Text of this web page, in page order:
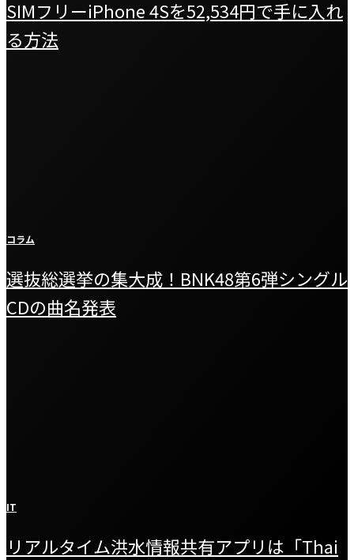
SIMフリーiPhone 4Sを52,534円で手に入れ
る方法
コラム
選抜総選挙の集大成！BNK48第6弾シングル
CDの曲名発表
IT
リアルタイム洪水情報共有アプリは「Thai